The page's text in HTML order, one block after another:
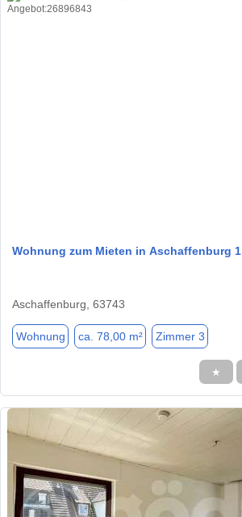
Wohnung zum Mieten in Aschaffenburg
Aschaffenburg, 63743
Wohnung ca. 78,00 m² Zimmer 3
★